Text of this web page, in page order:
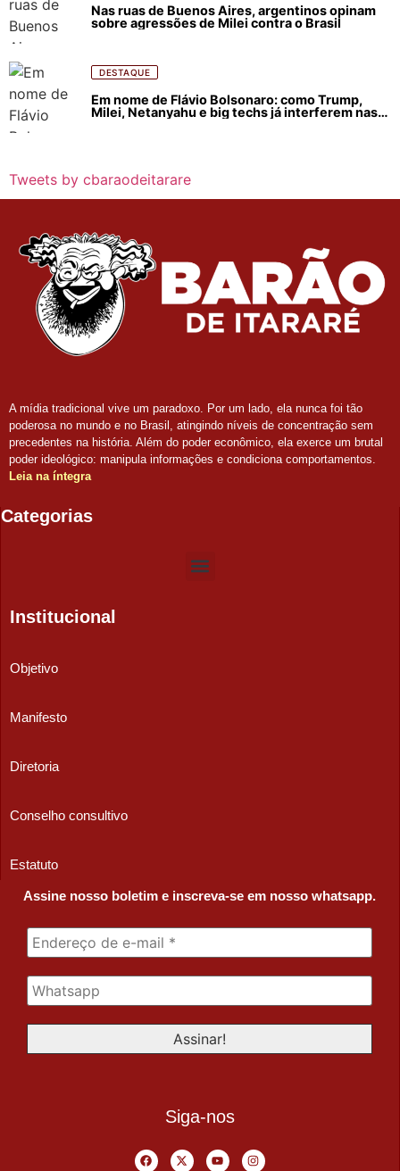
Nas ruas de Buenos Aires, argentinos opinam
sobre agressões de Milei contra o Brasil
DESTAQUE
Em nome de Flávio Bolsonaro: como Trump,
Milei, Netanyahu e big techs já interferem nas
Tweets by cbaraodeitarare
A mídia tradicional vive um paradoxo. Por um lado, ela nunca foi tão
poderosa no mundo e no Brasil, atingindo níveis de concentração sem
precedentes na história. Além do poder econômico, ela exerce um brutal
poder ideológico: manipula informações e condiciona comportamentos.
Leia na íntegra
Categorias
Institucional
Objetivo
Manifesto
Diretoria
Conselho consultivo
Estatuto
Assine nosso boletim e inscreva-se em nosso whatsapp.
Siga-nos